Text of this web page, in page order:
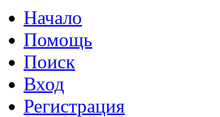
Начало
Помощь
Поиск
Вход
Регистрация